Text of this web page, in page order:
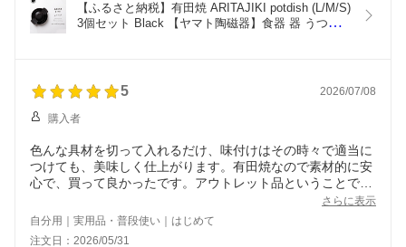
【ふるさと納税】有田焼 ARITAJIKI potdish (L/M/S)
3個セット Black 【ヤマト陶磁器】食器 器 うつわ
5 2026/07/08
購入者
色んな具材を切って入れるだけ、味付けはその時々で適当に
つけても、美味しく仕上がります。有田焼なので素材的に安
心で、買って良かったです。アウトレット品ということで、
蓋は本体とピッタリ合いませんでしたが、使用に全く問題あ
りませんでした。これからも使わせていただきます。
さらに表示
自分用｜実用品・普段使い｜はじめて
注文日：2026/05/31